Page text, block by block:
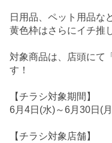
日用品、ペット用品な
黄色枠はさらにイチ推
対象商品は、店頭にて
す！
【チラシ対象期間】
6月4日(水)～6月30日(
【チラシ対象店舗】